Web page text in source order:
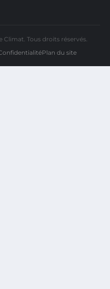
Climat. Tous droits réservés.
Plan du site